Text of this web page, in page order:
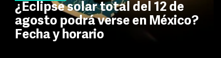
¿Eclipse solar total del 12 de
agosto podrá verse en México?
Fecha y horario